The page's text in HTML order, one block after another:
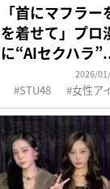
「首にマフラ
を着せて」プロ
に“AIセクハラ
2026/
STU48 女性ア